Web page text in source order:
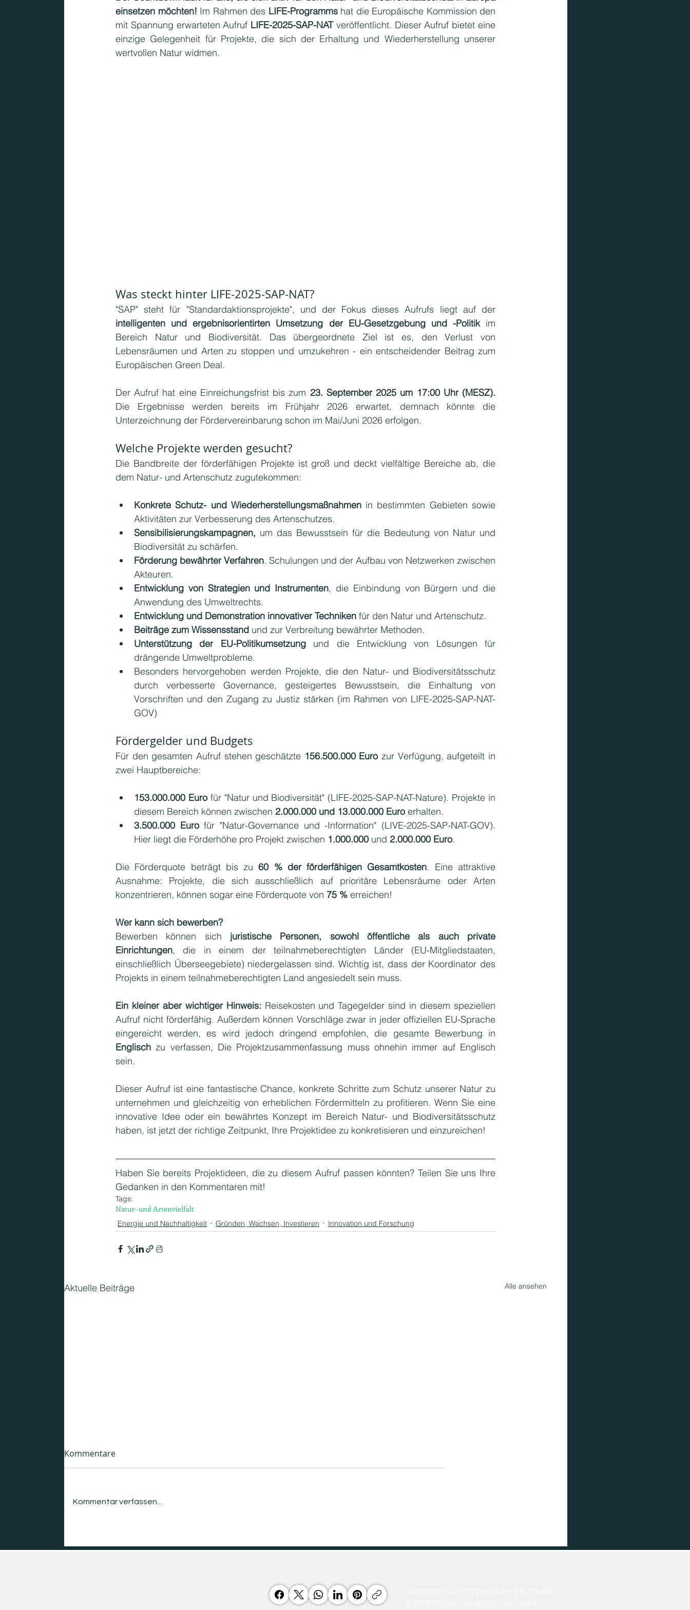
einsetzen möchten! Im Rahmen des LIFE-Programms hat die Europäische Kommission den
mit Spannung erwarteten Aufruf LIFE-2025-SAP-NAT veröffentlicht. Dieser Aufruf bietet eine
einzige Gelegenheit für Projekte, die sich der Erhaltung und Wiederherstellung unserer
wertvollen Natur widmen.
Was steckt hinter LIFE-2025-SAP-NAT?
intelligenten und ergebnisorientirten Umsetzung der EU-Gesetzgebung und -Politik im
Bereich Natur und Biodiversität. Das übergeordnete Ziel ist es, den Verlust von
Lebensräumen und Arten zu stoppen und umzukehren - ein entscheidender Beitrag zum
Europäischen Green Deal.
Der Aufruf hat eine Einreichungsfrist bis zum 23. September 2025 um 17:00 Uhr (MESZ).
Die Ergebnisse werden bereits im Frühjahr 2026 erwartet, demnach könnte die
Unterzeichnung der Fördervereinbarung schon im Mai/Juni 2026 erfolgen.
Welche Projekte werden gesucht?
Die Bandbreite der förderfähigen Projekte ist groß und deckt vielfältige Bereiche ab, die
dem Natur- und Artenschutz zugutekommen:
Konkrete Schutz- und Wiederherstellungsmaßnahmen in bestimmten Gebieten sowie
Aktivitäten zur Verbesserung des Artenschutzes.
Sensibilisierungskampagnen, um das Bewusstsein für die Bedeutung von Natur und
Biodiversität zu schärfen.
Förderung bewährter Verfahren. Schulungen und der Aufbau von Netzwerken zwischen
Akteuren.
Entwicklung von Strategien und Instrumenten, die Einbindung von Bürgern und die
Anwendung des Umweltrechts.
Entwicklung und Demonstration innovativer Techniken für den Natur und Artenschutz.
Beiträge zum Wissensstand und zur Verbreitung bewährter Methoden.
Unterstützung der EU-Politikumsetzung und die Entwicklung von Lösungen für
drängende Umweltprobleme.
Besonders hervorgehoben werden Projekte, die den Natur- und Biodiversitätsschutz
durch verbesserte Governance, gesteigertes Bewusstsein, die Einhaltung von
Vorschriften und den Zugang zu Justiz stärken (im Rahmen von LIFE-2025-SAP-NAT-
GOV)
Fördergelder und Budgets
Für den gesamten Aufruf stehen geschätzte 156.500.000 Euro zur Verfügung, aufgeteilt in
zwei Hauptbereiche:
153.000.000 Euro für "Natur und Biodiversität" (LIFE-2025-SAP-NAT-Nature). Projekte in
diesem Bereich können zwischen 2.000.000 und 13.000.000 Euro erhalten.
3.500.000 Euro für "Natur-Governance und -Information" (LIVE-2025-SAP-NAT-GOV).
Hier liegt die Förderhöhe pro Projekt zwischen 1.000.000 und 2.000.000 Euro.
Die Förderquote beträgt bis zu 60 % der förderfähigen Gesamtkosten. Eine attraktive
Ausnahme: Projekte, die sich ausschließlich auf prioritäre Lebensräume oder Arten
konzentrieren, können sogar eine Förderquote von 75 % erreichen!
Wer kann sich bewerben?
Bewerben können sich juristische Personen, sowohl öffentliche als auch private
Einrichtungen, die in einem der teilnahmeberechtigten Länder (EU-Mitgliedstaaten,
einschließlich Überseegebiete) niedergelassen sind. Wichtig ist, dass der Koordinator des
Projekts in einem teilnahmeberechtigten Land angesiedelt sein muss.
Ein kleiner aber wichtiger Hinweis: Reisekosten und Tagegelder sind in diesem speziellen
Aufruf nicht förderfähig. Außerdem können Vorschläge zwar in jeder offiziellen EU-Sprache
Englisch zu verfassen, Die Projektzusammenfassung muss ohnehin immer auf Englisch
sein.
Dieser Aufruf ist eine fantastische Chance, konkrete Schritte zum Schutz unserer Natur zu
unternehmen und gleichzeitig von erheblichen Fördermitteln zu profitieren. Wenn Sie eine
innovative Idee oder ein bewährtes Konzept im Bereich Natur- und Biodiversitätsschutz
haben, ist jetzt der richtige Zeitpunkt, Ihre Projektidee zu konkretisieren und einzureichen!
Haben Sie bereits Projektideen, die zu diesem Aufruf passen könnten? Teilen Sie uns Ihre
Gedanken in den Kommentaren mit!
Tags:
Natur- und Artenvielfalt
Energie und Nachhaltigkeit Gründen, Wachsen, Investieren Innovation und Forschung
Aktuelle Beiträge Alle ansehen
Förderung: e2Health
BMFTR-Förderung „e2Health“:
digitale Zwillinge in der Medizin
Startups sichern!
nachhaltige Rohstoff-
Kommentare
Kommentar verfassen...